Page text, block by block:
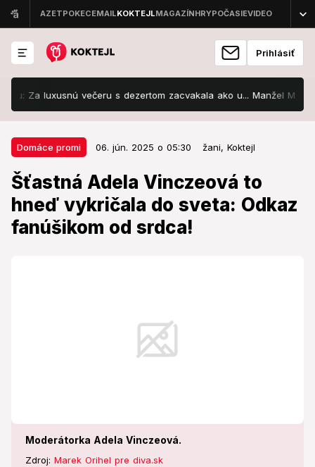
Prihlásiť
večeru s dezertom zacvakala ako u... Manžel Mravec trošku
Domáce promi 06. jún. 2025 o 05:30 žani, Koktejl
Šťastná Adela Vinczeová to
hneď vykričala do sveta: Odkaz
fanúšikom od srdca!
Moderátorka Adela Vinczeová.
Zdroj: Marek Orihel pre diva.sk
Domáce promi 06. jún. 2025 o 05:30
Šťastná Adela Vinczeová to hneď
vykričala do sveta: Odkaz
fanúšikom od srdca!